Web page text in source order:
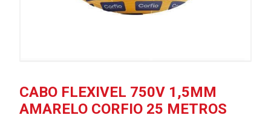
CABO FLEXIVEL 750V 1,5MM
AMARELO CORFIO 25 METROS